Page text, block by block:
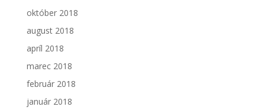
október 2018
august 2018
apríl 2018
marec 2018
február 2018
január 2018